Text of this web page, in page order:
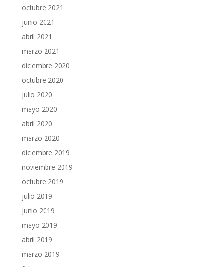
octubre 2021
junio 2021
abril 2021
marzo 2021
diciembre 2020
octubre 2020
julio 2020
mayo 2020
abril 2020
marzo 2020
diciembre 2019
noviembre 2019
octubre 2019
julio 2019
junio 2019
mayo 2019
abril 2019
marzo 2019